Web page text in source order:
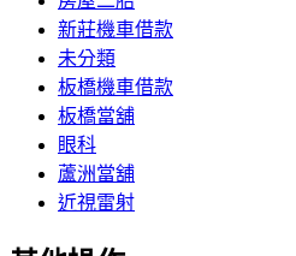
新莊機車借款
未分類
板橋機車借款
板橋當舖
眼科
蘆洲當舖
近視雷射